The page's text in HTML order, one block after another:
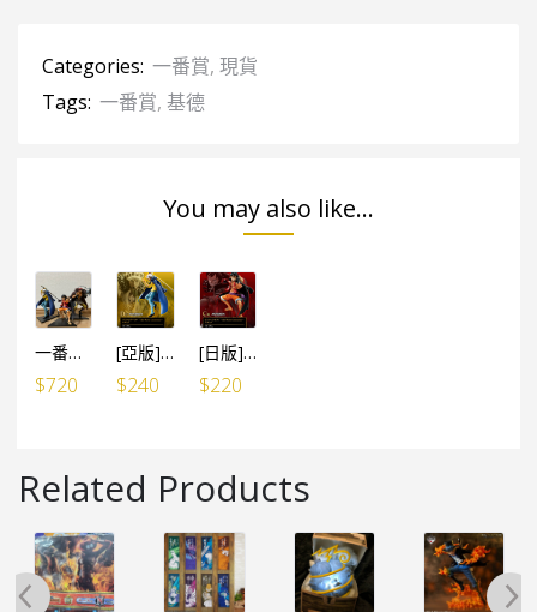
Categories: 一番賞, 現貨
Tags: 一番賞, 基德
You may also like...
一番賞 Best of Omnibus 三船長 (路飛+羅+基德 3個SET)
$720
[亞版] 一番賞 Best of Omnibus D賞 羅
$240
[日版] 一番賞 Best of Omnibus C賞 路飛
$220
Related Products